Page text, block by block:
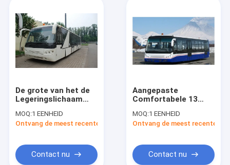
De grote van het de
Legeringslichaam
Lage Koolstof van de
de
Bus van de de
Bushelling DC24V
240W
MOQ:1 EENHEID
Ontvang de meest recente Prijs
Contact nu
Aangepaste
Comfortabele 13
13m×2.7m×3m van de
Luchthavenpassagier
MOQ:1 EENHEID
Ontvang de meest recente
Contact nu